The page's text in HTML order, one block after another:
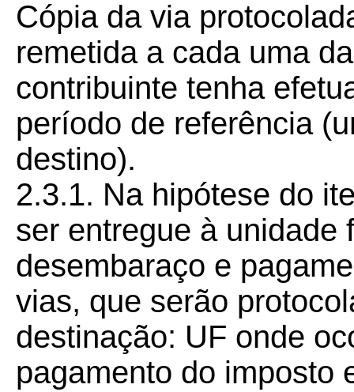
Cópia da via
remetida a cada uma
contribuinte tenha
período de referência
destino).
2.3.1. Na hipótese do
ser entregue à unidade
desembaraço e
vias, que serão
destinação: UF onde
pagamento do imposto